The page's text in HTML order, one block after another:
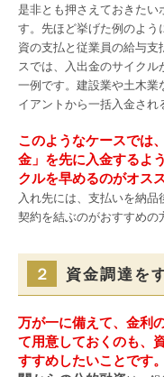
是非とも押さえておきた
す。先ほど挙げた例のよう
資の支払と従業員の給与
スでは、入出金のサイク
一例です。建設業や土木業
イアントから一括入金され
このようなケースでは
金」を先に入金するよ
クルを早めるのがオス
入れ先には、支払いを納
契約を結ぶのがおすすめの
２ 資金調達を
万が一に備えて、金利
て用意しておくのも、
すすめしたいことです。